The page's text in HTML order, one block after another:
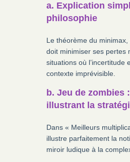
a. Explication
philosophie
Le théorème du
doit minimiser ses pertes
situations où l’incertitude
contexte imprévisible.
b. Jeu de zombies
illustrant la
Dans « Meilleurs
illustre parfaitement la
miroir ludique à la